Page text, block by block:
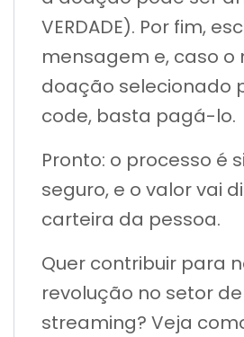
VERDADE). Por fim,
mensagem e, caso o
doação selecionado
code, basta pagá-lo.
Pronto: o processo é
seguro, e o valor vai
carteira da pessoa.
Quer contribuir para
revolução no setor
streaming? Veja